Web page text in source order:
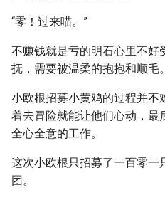
“零！过来喵。”
不赚钱就是亏的明石心里不好
抚，需要被温柔的抱抱和顺毛。
小欧根招募小黄鸡的过程并不
着去冒险就能让他们心动，最
全心全意的工作。
这次小欧根只招募了一百零一
团。